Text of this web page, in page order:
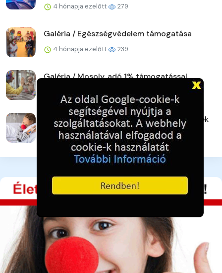
4 hónapja ezelőtt 279
Galéria / Egészségvédelem támogatása
4 hónapja ezelőtt 239
Galéria / Mosoly, adó 1% támogatással
Galéria / Bohócdoktorok, Adó 1% gyermekek
4 hónapja ezelőtt 254